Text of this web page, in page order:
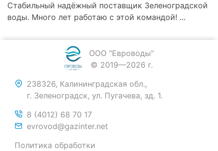
Стабильный надёжный поставщик Зеленоградской
воды. Много лет работаю с этой командой! ...
ООО "Евроводы"
© 2019—2026 г.
238326, Калининградская обл.,
г. Зеленоградск, ул. Пугачева, зд. 1.
8 (4012) 68 70 17
evrovod@gazinter.net
Политика обработки